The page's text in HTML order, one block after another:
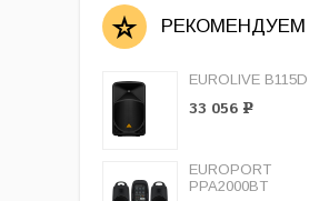
РЕКОМЕНДУЕМ
EUROLIVE B115D
33 056 Р
EUROPORT
PPA2000BT